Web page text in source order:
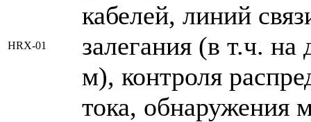
HRX-01
кабелей, линий
залегания (в т.ч.
м), контроля
тока, обнаружения